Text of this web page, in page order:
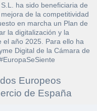
ha sido beneficiaria de
de la competitividad
en marcha un Plan de
la digitalización y la
el año 2025. Para ello ha
Digital de la Cámara de